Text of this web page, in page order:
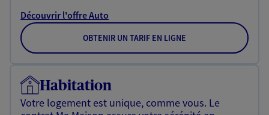
Découvrir l'offre Auto
OBTENIR UN TARIF EN LIGNE
Habitation
Votre logement est unique, comme vous. Le